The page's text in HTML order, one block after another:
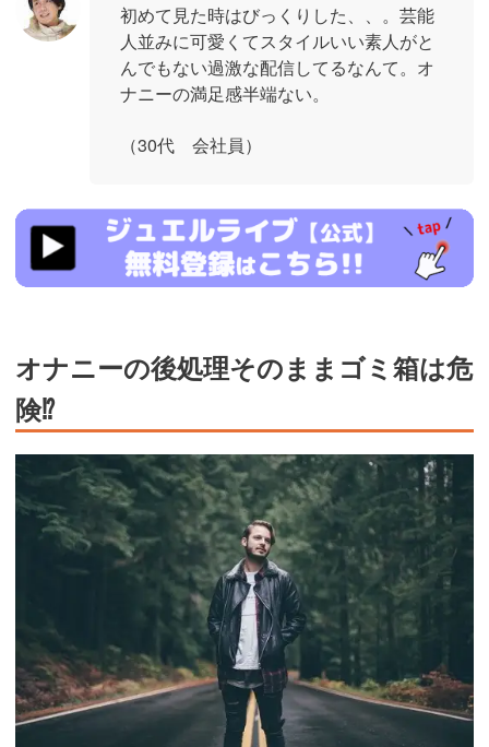
初めて見た時はびっくりした、、。芸能
人並みに可愛くてスタイルいい素人がと
んでもない過激な配信してるなんて。オ
ナニーの満足感半端ない。
（30代 会社員）
https://www.j-
live.tv/LiveChat/acs.php?
si=jwchatt&pid=MLA5661_0004&pa=lp40.php
オナニーの後処理そのままゴミ箱は危
険⁉︎